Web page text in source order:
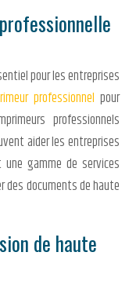
pour les entreprises
professionnel pour
professionnels
aider les entreprises
gamme de services
des documents de haute
de haute